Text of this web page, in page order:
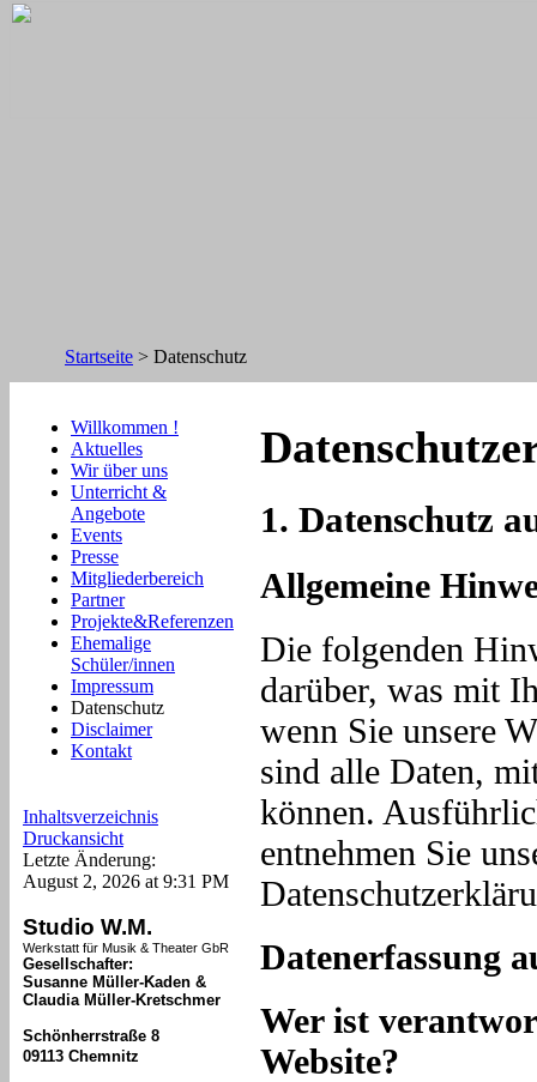
Startseite > Datenschutz
Willkommen !
Aktuelles
Wir über uns
Unterricht &
Angebote
Events
Presse
Mitgliederbereich
Partner
Projekte&Referenzen
Ehemalige
Schüler/innen
Impressum
Datenschutz
Disclaimer
Kontakt
Inhaltsverzeichnis
Druckansicht
Letzte Änderung:
August 2, 2026 at 9:31 PM
Studio W.M.
Werkstatt für Musik & Theater GbR
Gesellschafter:
Susanne Müller-Kaden &
Claudia Müller-Kretschmer
Schönherrstraße 8
09113 Chemnitz
1. Datenschutz
Allgemeine
Die folgenden
darüber, was mit
wenn Sie unsere
sind alle Daten,
können.
entnehmen Sie
Datenerfassung
Wer ist
Website?